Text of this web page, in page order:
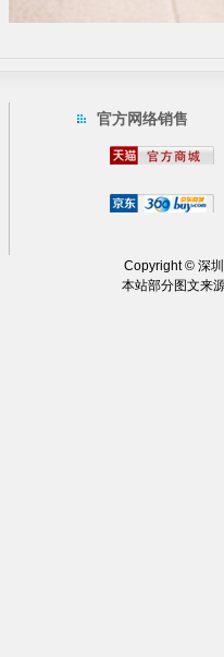
官方网络销售
Copyright © 深
本站部分图文来